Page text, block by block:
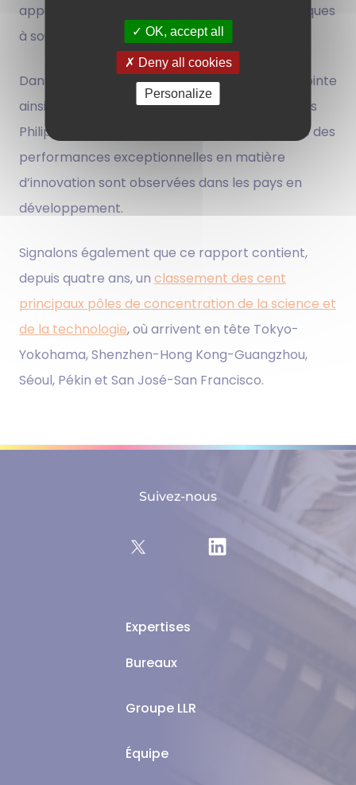
appel aux responsables économiques et politiques
à soutenir l’innovation.
Dans ses principales conclusions
, le rapport pointe
ainsi le fait que la Chine, le Viet Nam, l’Inde et les
Philippines poursuivent leur progression et que des
performances exceptionnelles en matière
d’innovation sont observées dans les pays en
développement.
Signalons également que ce rapport contient,
depuis quatre ans, un classement des cent
principaux pôles de concentration de la science et
de la technologie, où arrivent en tête Tokyo-
Yokohama, Shenzhen-Hong Kong-Guangzhou,
Séoul, Pékin et San José-San Francisco.
Expertises
Bureaux
Groupe LLR
Équipe
Suivez-nous
OK, accept all
Deny all cookies
Personalize